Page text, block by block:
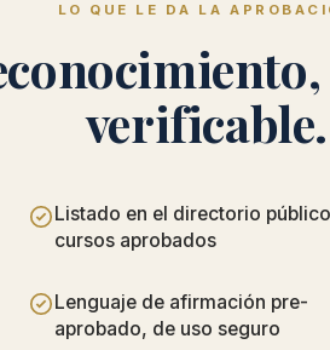
LO QUE LE DA LA
verificable.
Listado en el directorio
cursos aprobados
Lenguaje de afirmación pre-
aprobado, de uso seguro